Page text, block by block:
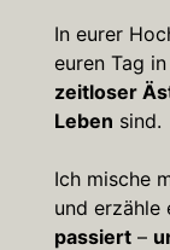
In eurer
euren Tag
zeitloser
Leben sind.
Ich mische
und erzähle
passiert–